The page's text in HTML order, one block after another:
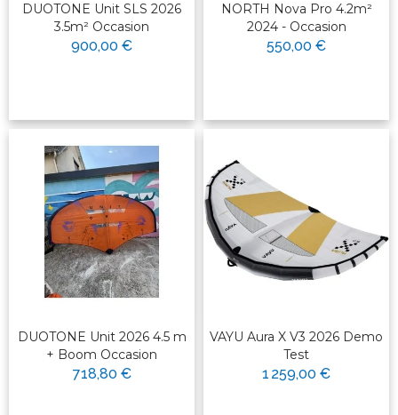
DUOTONE Unit SLS 2026
3.5m² Occasion
900,00 €
NORTH Nova Pro 4.2m²
2024 - Occasion
550,00 €
DUOTONE Unit 2026 4.5 m
+ Boom Occasion
718,80 €
VAYU Aura X V3 2026 Demo
Test
1 259,00 €